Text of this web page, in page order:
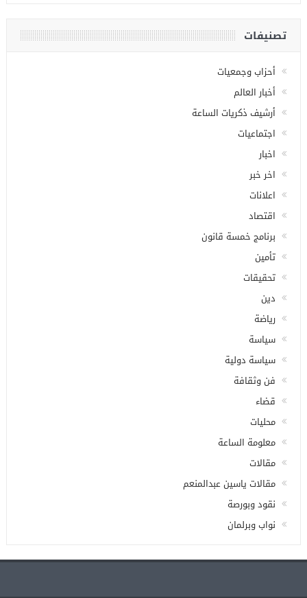
تصنيفات
أحزاب وجمعيات
أخبار العالم
أرشيف ذكريات الساعة
اجتماعيات
اخبار
اخر خبر
اعلانات
اقتصاد
برنامج خمسة قانون
تأمين
تحقيقات
دين
رياضة
سياسة
سياسة دولية
فن وثقافة
قضاء
محليات
معلومة الساعة
مقالات
مقالات ياسين عبدالمنعم
نقود وبورصة
نواب وبرلمان